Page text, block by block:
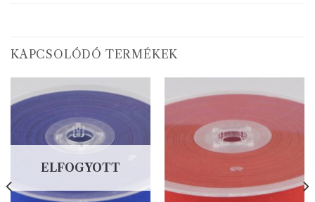
KAPCSOLÓDÓ TERMÉKEK
ELFOGYOTT